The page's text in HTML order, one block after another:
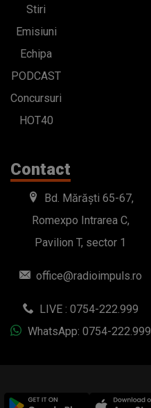
Stiri
Emisiuni
Echipa
PODCAST
Concursuri
HOT40
Contact
Bd. Mărăști 65-67,
Romexpo Intrarea C,
Pavilion T, sector 1
office@radioimpuls.ro
LIVE : 0754-222.999
WhatsApp: 0754-222.999